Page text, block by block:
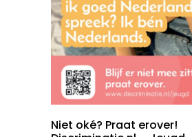
Niet oké? Praat erover!